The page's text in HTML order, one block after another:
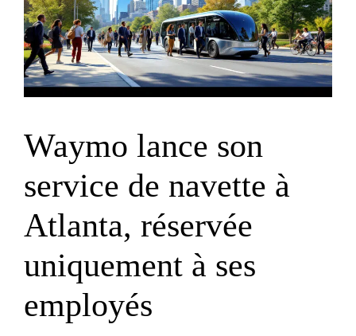
Waymo lance son
service de navette à
Atlanta, réservée
uniquement à ses
employés